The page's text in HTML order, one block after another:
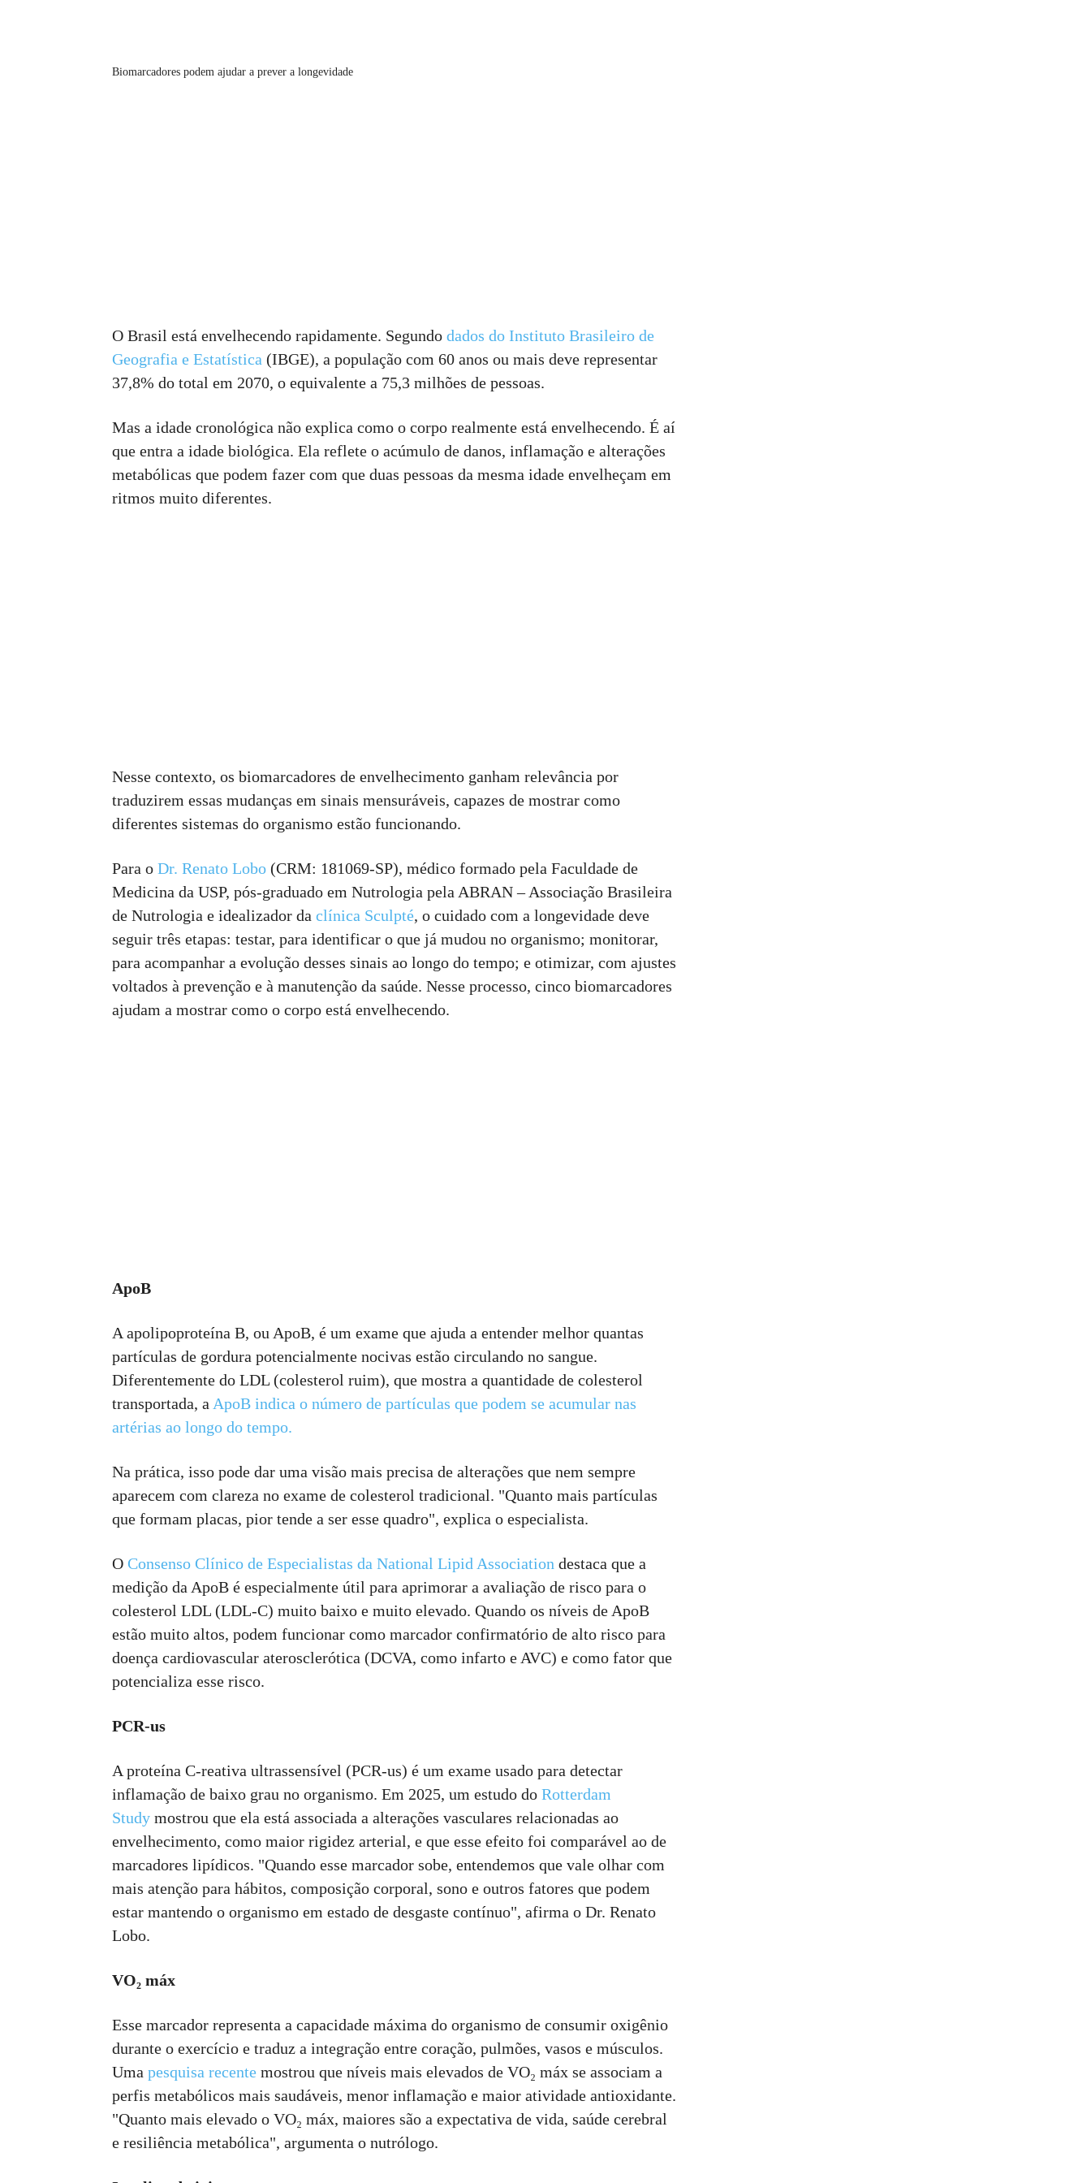
Biomarcadores podem ajudar a prever a longevidade
O Brasil está envelhecendo rapidamente. Segundo dados do Instituto Brasileiro de
Geografia e Estatística (IBGE), a população com 60 anos ou mais deve representar
37,8% do total em 2070, o equivalente a 75,3 milhões de pessoas.
Mas a idade cronológica não explica como o corpo realmente está envelhecendo. É aí
que entra a idade biológica. Ela reflete o acúmulo de danos, inflamação e alterações
metabólicas que podem fazer com que duas pessoas da mesma idade envelheçam em
ritmos muito diferentes.
Nesse contexto, os biomarcadores de envelhecimento ganham relevância por
traduzirem essas mudanças em sinais mensuráveis, capazes de mostrar como
diferentes sistemas do organismo estão funcionando.
Para o Dr. Renato Lobo (CRM: 181069-SP), médico formado pela Faculdade de
Medicina da USP, pós-graduado em Nutrologia pela ABRAN – Associação Brasileira
de Nutrologia e idealizador da clínica Sculpté, o cuidado com a longevidade deve
seguir três etapas: testar, para identificar o que já mudou no organismo; monitorar,
para acompanhar a evolução desses sinais ao longo do tempo; e otimizar, com ajustes
voltados à prevenção e à manutenção da saúde. Nesse processo, cinco biomarcadores
ajudam a mostrar como o corpo está envelhecendo.
ApoB
A apolipoproteína B, ou ApoB, é um exame que ajuda a entender melhor quantas
partículas de gordura potencialmente nocivas estão circulando no sangue.
Diferentemente do LDL (colesterol ruim), que mostra a quantidade de colesterol
transportada, a ApoB indica o número de partículas que podem se acumular nas
artérias ao longo do tempo.
Na prática, isso pode dar uma visão mais precisa de alterações que nem sempre
aparecem com clareza no exame de colesterol tradicional. "Quanto mais partículas
que formam placas, pior tende a ser esse quadro", explica o especialista.
O Consenso Clínico de Especialistas da National Lipid Association destaca que a
medição da ApoB é especialmente útil para aprimorar a avaliação de risco para o
colesterol LDL (LDL-C) muito baixo e muito elevado. Quando os níveis de ApoB
estão muito altos, podem funcionar como marcador confirmatório de alto risco para
doença cardiovascular aterosclerótica (DCVA, como infarto e AVC) e como fator que
potencializa esse risco.
PCR-us
A proteína C-reativa ultrassensível (PCR-us) é um exame usado para detectar
inflamação de baixo grau no organismo.​ Em 2025, um estudo do Rotterdam
Study mostrou que ela está associada a alterações vasculares relacionadas ao
envelhecimento, como maior rigidez arterial, e que esse efeito foi comparável ao de
marcadores lipídicos. "Quando esse marcador sobe, entendemos que vale olhar com
mais atenção para hábitos, composição corporal, sono e outros fatores que podem
estar mantendo o organismo em estado de desgaste contínuo", afirma o Dr. Renato
Lobo.
VO₂ máx
Esse marcador representa a capacidade máxima do organismo de consumir oxigênio
durante o exercício e traduz a integração entre coração, pulmões, vasos e músculos.
Uma pesquisa recente mostrou que níveis mais elevados de VO₂ máx se associam a
perfis metabólicos mais saudáveis, menor inflamação e maior atividade antioxidante.
"Quanto mais elevado o VO₂ máx, maiores são a expectativa de vida, saúde cerebral
e resiliência metabólica", argumenta o nutrólogo.